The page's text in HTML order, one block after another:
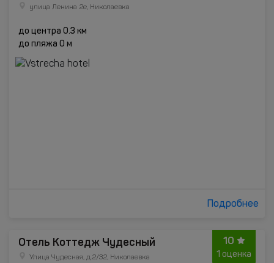
улица Ленина 2е, Николаевка
до центра 0.3 км
до пляжа 0 м
Подробнее
10
1 оценка
Отель Коттедж Чудесный
Улица Чудесная, д.2/32, Николаевка